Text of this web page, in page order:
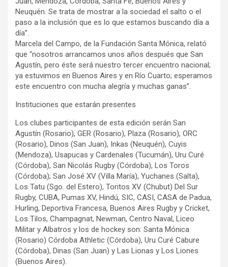
Neuquén. Se trata de mostrar a la sociedad el salto o el
paso a la inclusión que es lo que estamos buscando día a
día”.
Marcela del Campo, de la Fundación Santa Mónica, relató
que “nosotros arrancamos unos años después que San
Agustín, pero éste será nuestro tercer encuentro nacional;
ya estuvimos en Buenos Aires y en Río Cuarto; esperamos
este encuentro con mucha alegría y muchas ganas”.
Instituciones que estarán presentes
Los clubes participantes de esta edición serán San
Agustín (Rosario), GER (Rosario), Plaza (Rosario), ORC
(Rosario), Dinos (San Juan), Inkas (Neuquén), Cuyis
(Mendoza), Usapucas y Cardenales (Tucumán), Uru Curé
(Córdoba), San Nicolás Rugby (Córdoba), Los Toros
(Córdoba); San José XV (Villa María), Yuchanes (Salta),
Los Tatu (Sgo. del Estero), Toritos XV (Chubut) Del Sur
Rugby, CUBA, Pumas XV, Hindú, SIC, CASI, CASA de Padua,
Hurling, Deportiva Francesa, Buenos Aires Rugby y Cricket,
Los Tilos, Champagnat, Newman, Centro Naval, Liceo
Militar y Albatros y los de hockey son: Santa Mónica
(Rosario) Córdoba Athletic (Córdoba), Uru Curé Cabure
(Córdoba), Dinas (San Juan) y Las Lionas y Los Liones
(Buenos Aires).